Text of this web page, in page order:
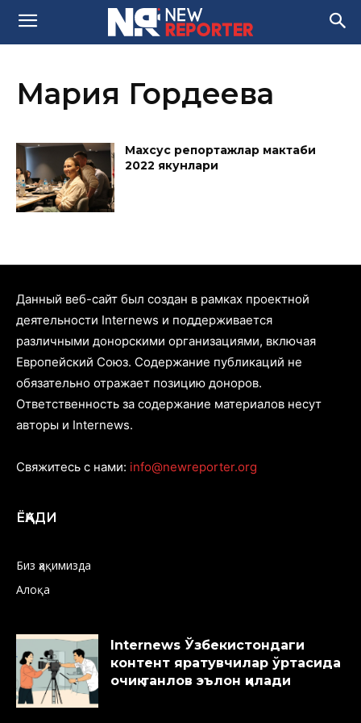
Мария Гордеева
Махсус репортажлар мактаби
2022 якунлари
Данный веб-сайт был создан в рамках проектной
деятельности Internews и поддерживается
различными донорскими организациями, включая
Европейский Союз. Содержание публикаций не
обязательно отражает позицию доноров.
Ответственность за содержание материалов несут
авторы и Internews.
Свяжитесь с нами: info@newreporter.org
ЁҚАДИ
Биз ҳақимизда
Алоқа
Internews Ўзбекистондаги
контент яратувчилар ўртасида
очиқ танлов эълон қилади